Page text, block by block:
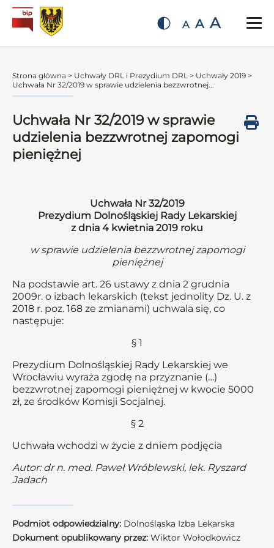
A A A
Strona główna > Uchwały DRL i Prezydium DRL > Uchwały 2019 >
Uchwała Nr 32/2019 w sprawie udzielenia bezzwrotnej...
Uchwała Nr 32/2019 w sprawie
udzielenia bezzwrotnej zapomogi
pieniężnej
Uchwała Nr 32/2019
Prezydium Dolnośląskiej Rady Lekarskiej
z dnia 4 kwietnia 2019 roku
w sprawie udzielenia bezzwrotnej zapomogi
pieniężnej
Na podstawie art. 26 ustawy z dnia 2 grudnia
2009r. o izbach lekarskich (tekst jednolity Dz. U. z
2018 r. poz. 168 ze zmianami) uchwala się, co
następuje:
§ 1
Prezydium Dolnośląskiej Rady Lekarskiej we
Wrocławiu wyraża zgodę na przyznanie (…)
bezzwrotnej zapomogi pieniężnej w kwocie 5000
zł, ze środków Komisji Socjalnej.
§ 2
Uchwała wchodzi w życie z dniem podjęcia
Autor: dr n. med. Paweł Wróblewski, lek. Ryszard
Jadach
Podmiot odpowiedzialny: Dolnośląska Izba Lekarska
Dokument opublikowany przez: Wiktor Wołodkowicz